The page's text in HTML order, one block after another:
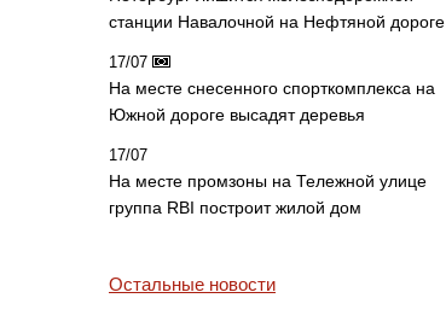
станции Навалочной на Нефтяной дороге
17/07
На месте снесенного спорткомплекса на
Южной дороге высадят деревья
17/07
На месте промзоны на Тележной улице
группа RBI построит жилой дом
Остальные новости